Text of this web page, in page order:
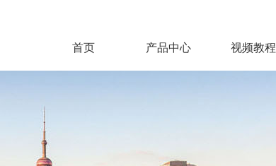
首页 产品中心 视频教程